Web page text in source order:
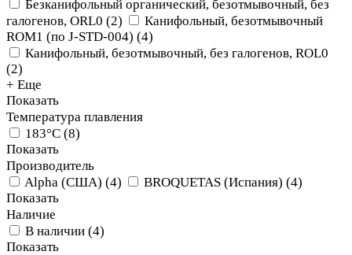
Безканифольный органический, безотмывочный, без
галогенов, ORL0 (2)
Канифольный, безотмывочный
ROM1 (по J-STD-004) (4)
Канифольный, безотмывочный, без галогенов, ROL0
(2)
+ Еще
Показать
Температура плавления
183°С (8)
Показать
Производитель
Alpha (США) (4) BROQUETAS (Испания) (4)
Показать
Наличие
В наличии (4)
Показать